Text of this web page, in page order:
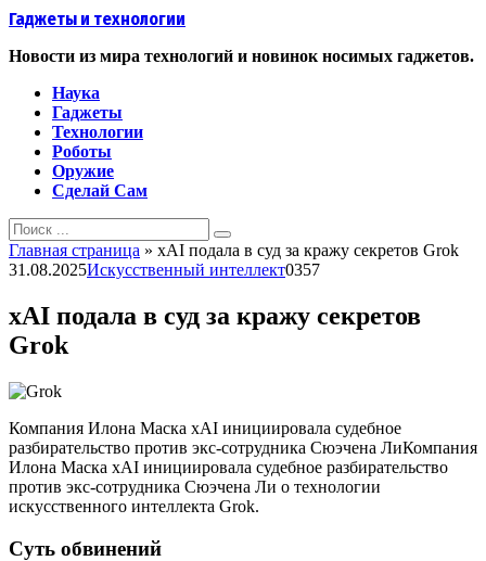
Перейти
контенту
Гаджеты и технологии
Новости из мира технологий и новинок носимых гаджетов.
Наука
Гаджеты
Технологии
Роботы
Оружие
Сделай Сам
Search
for:
Главная страница » xAI подала в суд за кражу секретов Grok
31.08.2025Искусственный интеллект0357
xAI подала в суд за кражу секретов
Grok
Компания Илона Маска xAI инициировала судебное
разбирательство против экс-сотрудника Сюэчена ЛиКомпания
Илона Маска xAI инициировала судебное разбирательство
против экс-сотрудника Сюэчена Ли о технологии
искусственного интеллекта Grok.
Суть обвинений